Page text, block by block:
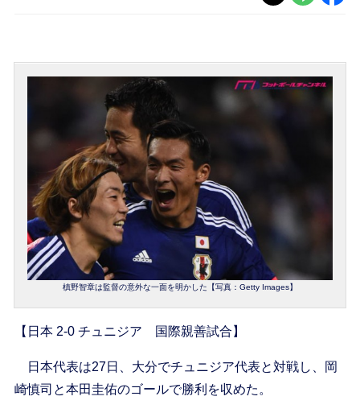
槙野智章は監督の意外な一面を明かした【写真：Getty Images】
【日本 2-0 チュニジア 国際親善試合】
日本代表は27日、大分でチュニジア代表と対戦し、岡
崎慎司と本田圭佑のゴールで勝利を収めた。